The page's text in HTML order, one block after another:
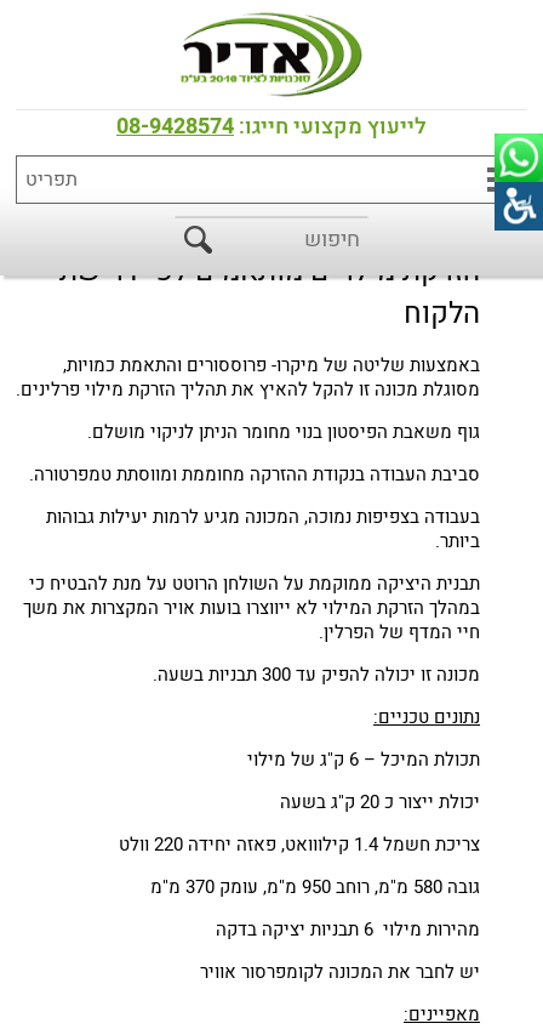
לייעוץ מקצועי חייגו:08-9428574
דף הבית>כל המוצרים>שוקולד
Filler מזרק שולחני למילוי פרלינים
הזרקת מילויים מותאמים לפי דרישת
הלקוח
באמצעות שליטה של מיקרו- פרוססורים והתאמת כמויות,
מסוגלת מכונה זו להקל להאיץ את תהליך הזרקת מילוי פרלינים.
גוף משאבת הפיסטון בנוי מחומר הניתן לניקוי מושלם.
סביבת העבודה בנקודת ההזרקה מחוממת ומווסתת טמפרטורה.
בעבודה בצפיפות נמוכה, המכונה מגיע לרמות יעילות גבוהות
ביותר.
תבנית היציקה ממוקמת על השולחן הרוטט על מנת להבטיח כי
במהלך הזרקת המילוי לא ייווצרו בועות אויר המקצרות את משך
חיי המדף של הפרלין.
מכונה זו יכולה להפיק עד 300 תבניות בשעה.
נתונים טכניים:
תכולת המיכל – 6 ק"ג של מילוי
יכולת ייצור כ 20 ק"ג בשעה
צריכת חשמל 1.4 קילווואט, פאזה יחידה 220 וולט
גובה 580 מ"מ, רוחב 950 מ"מ, עומק 370 מ"מ
מהירות מילוי 6 תבניות יציקה בדקה
יש לחבר את המכונה לקומפרסור אוויר
מאפיינים: